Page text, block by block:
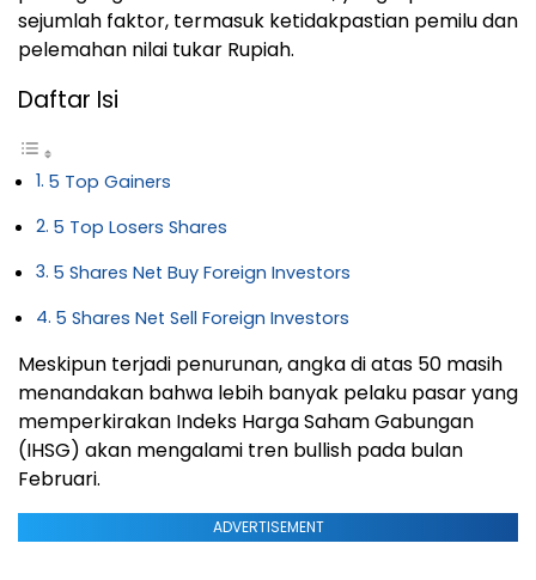
sejumlah faktor, termasuk ketidakpastian pemilu dan
pelemahan nilai tukar Rupiah.
Daftar Isi
5 Top Gainers
5 Top Losers Shares
5 Shares Net Buy Foreign Investors
5 Shares Net Sell Foreign Investors
Meskipun terjadi penurunan, angka di atas 50 masih
menandakan bahwa lebih banyak pelaku pasaryang
memperkirakan Indeks Harga Saham Gabungan
(IHSG) akan mengalami tren bullish pada bulan
Februari.
ADVERTISEMENT